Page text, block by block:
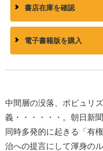
書店在庫を確認
電子書籍版を購入
中間層の没落、ポピュリ
義・・・・・・。朝日新
同時多発的に起きる「有
治への提言にして渾身の